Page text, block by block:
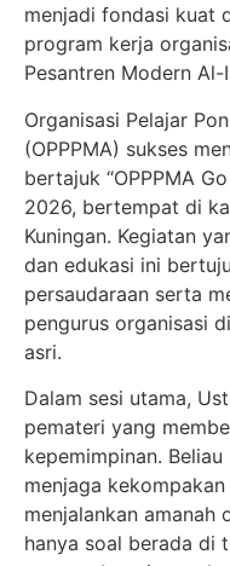
menjadi fondasi kuat
program kerja
Pesantren Modern Al-
Organisasi Pelajar
(OPPPMA) sukses
bertajuk “OPPPMA
2026, bertempat di
Kuningan. Kegiatan
dan edukasi ini
persaudaraan serta
pengurus organisasi
asri.
Dalam sesi utama,
pemateri yang
kepemimpinan.
menjaga
menjalankan amanah
hanya soal berada di